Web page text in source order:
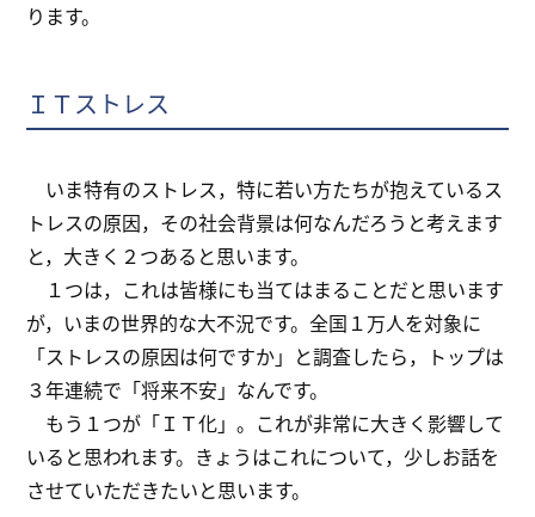
ります。
ＩＴストレス
いま特有のストレス，特に若い方たちが抱えているス
トレスの原因，その社会背景は何なんだろうと考えます
と，大きく２つあると思います。
１つは，これは皆様にも当てはまることだと思います
が，いまの世界的な大不況です。全国１万人を対象に
「ストレスの原因は何ですか」と調査したら，トップは
３年連続で「将来不安」なんです。
もう１つが「ＩＴ化」。これが非常に大きく影響して
いると思われます。きょうはこれについて，少しお話を
させていただきたいと思います。